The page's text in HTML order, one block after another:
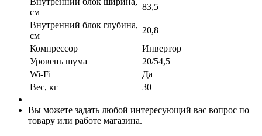
см
83,5
Внутренний блок глубина,
см
20,8
Компрессор
Инвертор
Уровень шума
20/54,5
Wi-Fi
Да
Вес, кг
30
Вы можете задать любой интересующий вас вопрос по
товару или работе магазина.